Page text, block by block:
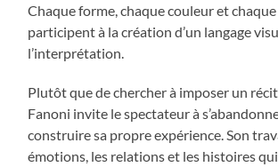
Chaque forme, chaque couleur et
participent à la création d’un langage
l’interprétation.
Plutôt que de chercher à imposer un
Fanoni invite le spectateur à
construire sa propre expérience. Son
émotions, les relations et les histoires